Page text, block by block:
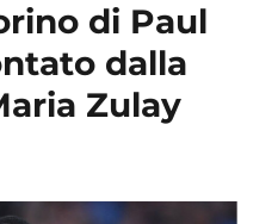
di Paul
dalla
Zulay